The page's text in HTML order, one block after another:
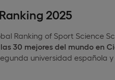
2025
Ranking of Sport Science
30 mejores del mundo en
universidad española